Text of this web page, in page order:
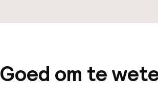
Schoonmaakvoorzieningen
Goed om te